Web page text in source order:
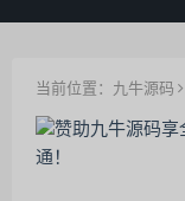
当前位置： 九牛源码